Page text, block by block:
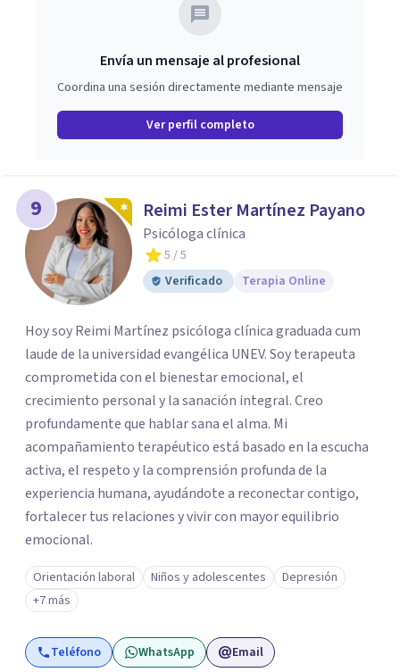
Envía un mensaje al profesional
Coordina una sesión directamente mediante mensaje
Ver perfil completo
9 Reimi Ester Martínez Payano
Psicóloga clínica
5 / 5
Verificado
Terapia Online
Hoy soy Reimi Martínez psicóloga clínica graduada cum
laude de la universidad evangélica UNEV. Soy terapeuta
comprometida con el bienestar emocional, el
crecimiento personal y la sanación integral. Creo
profundamente que hablar sana el alma. Mi
acompañamiento terapéutico está basado en la escucha
activa, el respeto y la comprensión profunda de la
experiencia humana, ayudándote a reconectar contigo,
fortalecer tus relaciones y vivir con mayor equilibrio
emocional.
Orientación laboral Niños y adolescentes
Depresión
+7 más
Teléfono WhatsApp Email